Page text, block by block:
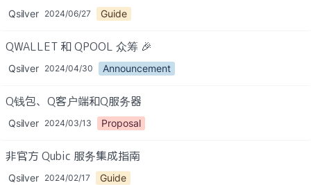
Qsilver 2024/06/27 Guide
QWALLET 和 QPOOL 众筹 🎉
Qsilver 2024/04/30 Announcement
Q钱包、Q客户端和Q服务器
Qsilver 2024/03/13 Proposal
非官方 Qubic 服务集成指南
Qsilver 2024/02/17 Guide